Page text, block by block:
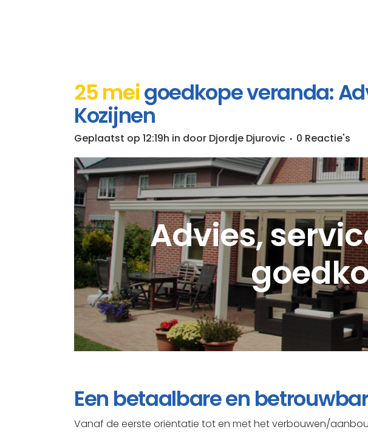
25 meigoedkope veranda:
Kozijnen
Geplaatst op 12:19h in door Djordje Djurovic 0 Reactie's
Advies,
Een betaalbare en
Vanaf de eerste oriëntatie tot en met het verbouwen/